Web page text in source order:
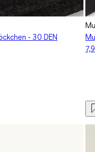
- 30 DEN